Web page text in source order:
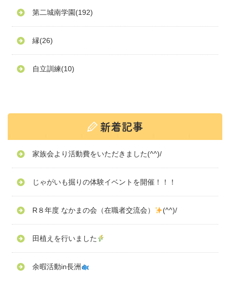
第二城南学園(192)
縁(26)
自立訓練(10)
家族会より活動費をいただきました(^^)/
じゃがいも掘りの体験イベントを開催！！！
R８年度 なかまの会（在職者交流会） (^^)/
田植えを行いました
余暇活動in長洲